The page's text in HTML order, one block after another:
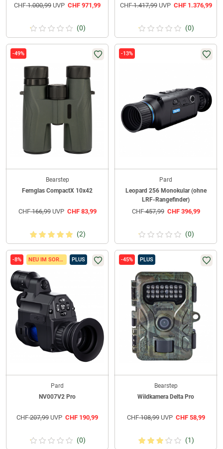
CHF1.000,99 UVP CHF 971,99
(0)
CHF1.417,99UVP CHF1.376,99
(0)
-49%
Bearstep
Fernglas CompactX 10x42
CHF166,99UVP CHF83,99
(2)
-13%
Pard
Leopard 256 Monokular (ohne
LRF-Rangefinder)
CHF457,99 CHF396,99
(0)
-8% NEU IM SORTIMENT PLUS
Pard
NV007V2 Pro
CHF207,99 UVP CHF 190,99
(0)
-45% PLUS
Bearstep
Wildkamera Delta Pro
CHF108,99UVP CHF58,99
(1)